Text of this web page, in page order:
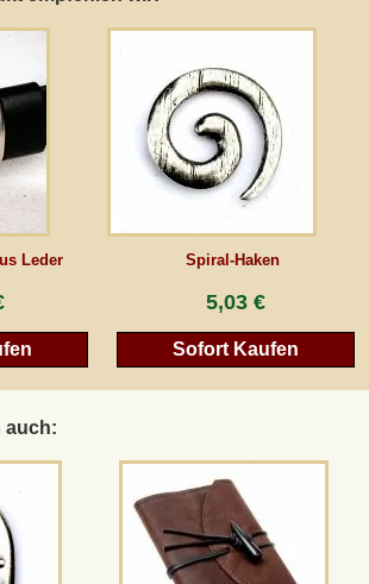
Leder Spiral-Haken
5,03 €
Sofort Kaufen
auch:
Vertrag wiederrufen
Verpackungskosten, zggl. Versandkosten und zzgl.
Zur klassischen Website